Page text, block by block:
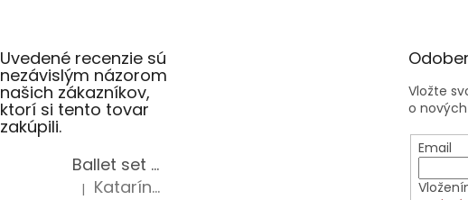
Uvedené recenzie sú
nezávislým názorom
našich zákazníkov,
ktorí si tento tovar
zakúpili.
Ballet set školská taška, nerezová fľaša a plný peračník s motívom baletky pre dievča
Hodnotenie produktu je 5 z 5 hviezdičiek.
| Katarína Sz.
Vložte
o
Email